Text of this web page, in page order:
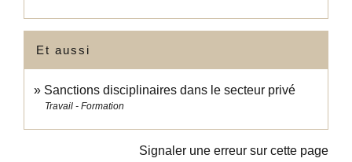
Et aussi
Sanctions disciplinaires dans le secteur privé
Travail - Formation
Signaler une erreur sur cette page